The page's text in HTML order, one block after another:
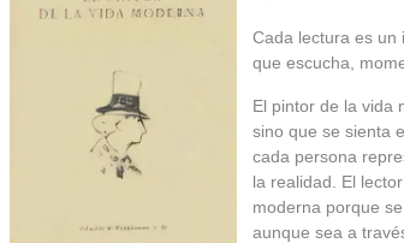
Cada lectura es un
que escucha,
El pintor de la vida
sino que se sienta
cada persona
la realidad. El
moderna porque
aunque sea a